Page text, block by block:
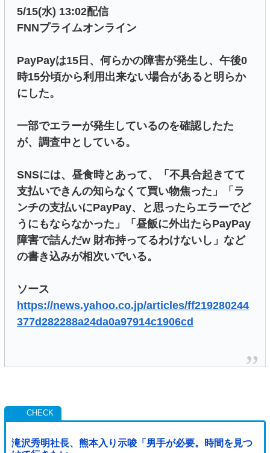
5/15(水) 13:02配信
FNNプライムオンライン
PayPayは15日、何らかの障害が発生し、午後0
時15分頃から利用出来ない場合があると明らか
にした。
一部でエラーが発生しているのを確認したた
が、調査中としている。
SNSには、昼食時とあって、「不具合起きてて
支払いできんの知らなくて買い物焦った」「ラ
ンチの支払いにPayPay、と思ったらエラーでど
うにもならなかった」「昼飯に外出たらPayPay
障害で詰んだw 財布持ってるわけないし」など
の書き込みが相次いでいる。
ソース
https://news.yahoo.co.jp/articles/ff219280244
377d282288a24da0a97914c1906cd
滝沢秀明社長、熊本入り示唆「男手が必要。時間を見つ